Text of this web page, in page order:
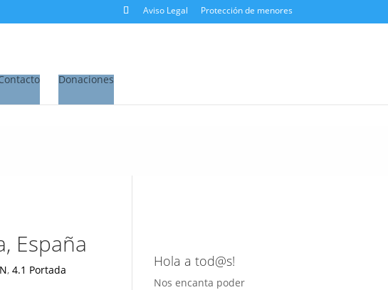
Aviso Legal Protección de menores
Donaciones
España
,4.1 Portada
Hola a tod@s!
Nos encanta poder